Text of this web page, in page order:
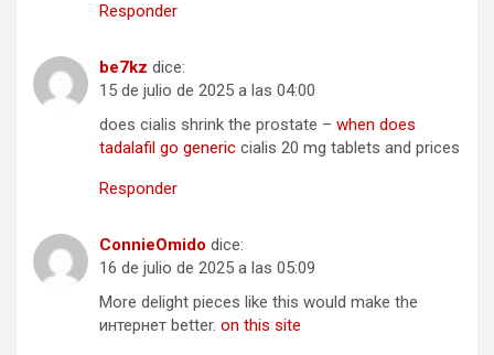
Responder
be7kz dice:
15 de julio de 2025 a las 04:00
does cialis shrink the prostate – when does
tadalafil go generic cialis 20 mg tablets and prices
Responder
ConnieOmido dice:
16 de julio de 2025 a las 05:09
More delight pieces like this would make the
интернет better. on this site